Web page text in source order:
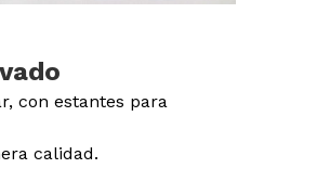
con estantes para
calidad.